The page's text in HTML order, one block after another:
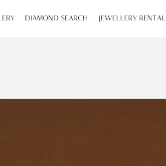
DIAMOND SEARCH JEWELLERY RENTAL